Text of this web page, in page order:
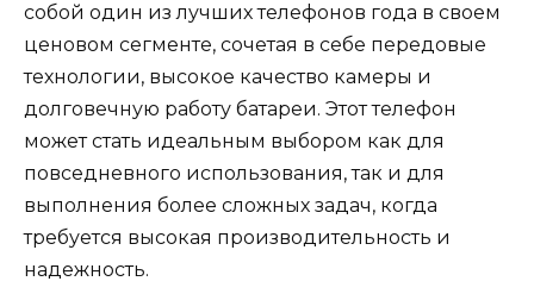
собой один из лучших телефонов года в своем
ценовом сегменте, сочетая в себе передовые
технологии, высокое качество камеры и
долговечную работу батареи. Этот телефон
может стать идеальным выбором как для
повседневного использования, так и для
выполнения более сложных задач, когда
требуется высокая производительность и
надежность.